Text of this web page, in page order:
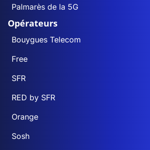
Palmarès de la 5G
Opérateurs
Bouygues Telecom
Free
SFR
RED by SFR
Orange
Sosh